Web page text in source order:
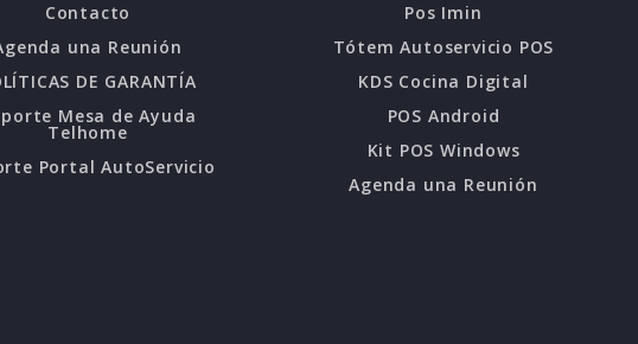
Contacto
una Reunión
DE GARANTÍA
Mesa de Ayuda
Telhome
Portal AutoServicio
Pos Imin
Tótem Autoservicio POS
KDS Cocina Digital
POS Android
Kit POS Windows
Agenda una Reunión